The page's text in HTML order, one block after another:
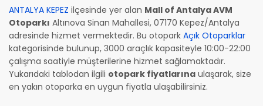
ANTALYA KEPEZ ilçesinde yer alan Mall of Antalya AVM
Otoparkı Altınova Sinan Mahallesi, 07170 Kepez/Antalya
adresinde hizmet vermektedir. Bu otopark Açık Otoparklar
kategorisinde bulunup, 3000 araçlık kapasiteyle 10:00-22:00
çalışma saatiyle müşterilerine hizmet sağlamaktadır.
Yukarıdaki tablodan ilgili otopark fiyatlarına ulaşarak, size
en yakın otoparka en uygun fiyatla ulaşabilirsiniz.